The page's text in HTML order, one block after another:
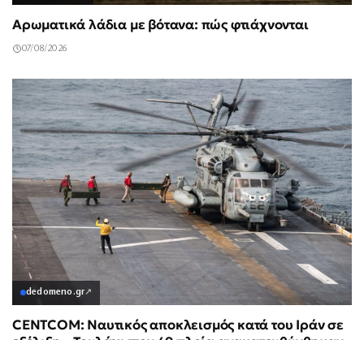
Αρωματικά λάδια με βότανα: πώς φτιάχνονται
07/08/2026
dedomeno.gr↗
CENTCOM: Ναυτικός αποκλεισμός κατά του Ιράν σε